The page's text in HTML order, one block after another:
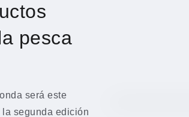
pesca
será este
segunda edición